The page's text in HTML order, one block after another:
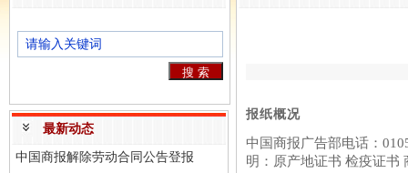
最新动态
中国商报解除劳动合同公告登报
报纸概况
中国商报广告部电话：
明：原产地证书 检疫证书